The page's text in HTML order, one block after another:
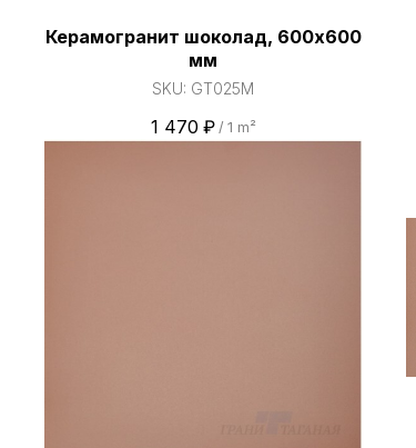
Керамогранит шоколад, 600х600
мм
SKU: GT025M
1 470 ₽ / 1 m²